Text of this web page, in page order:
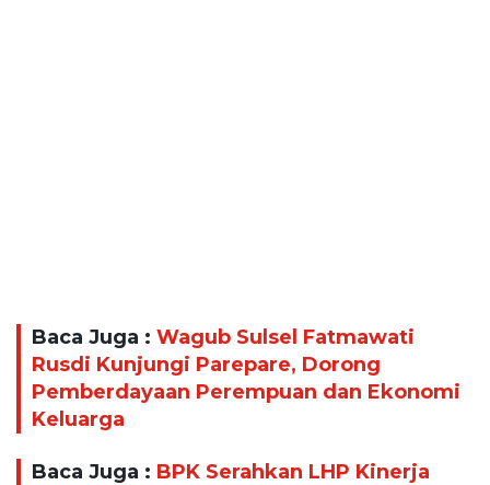
Baca Juga : Wagub Sulsel Fatmawati
Rusdi Kunjungi Parepare, Dorong
Pemberdayaan Perempuan dan Ekonomi
Keluarga
Baca Juga : BPK Serahkan LHP Kinerja